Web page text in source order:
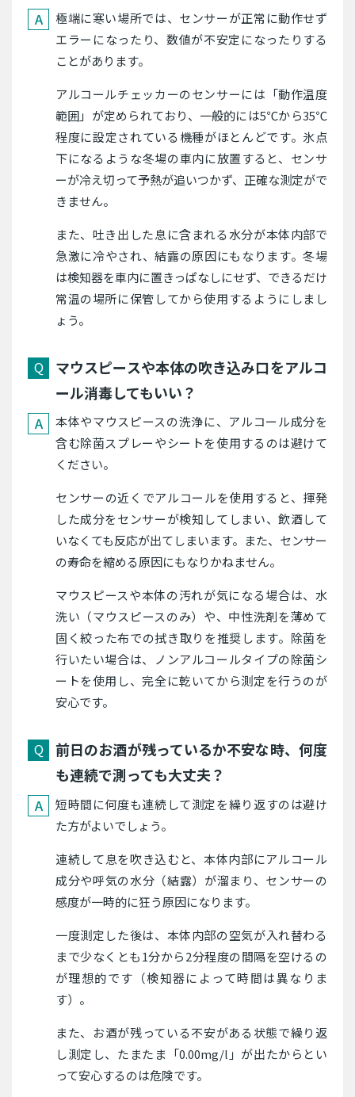
極端に寒い場所では、センサーが正常に動作せず
エラーになったり、数値が不安定になったりする
ことがあります。
アルコールチェッカーのセンサーには「動作温度
範囲」が定められており、一般的には5℃から35℃
程度に設定されている機種がほとんどです。氷点
下になるような冬場の車内に放置すると、センサ
ーが冷え切って予熱が追いつかず、正確な測定がで
きません。
また、吐き出した息に含まれる水分が本体内部で
急激に冷やされ、結露の原因にもなります。冬場
は検知器を車内に置きっぱなしにせず、できるだけ
常温の場所に保管してから使用するようにしまし
ょう。
マウスピースや本体の吹き込み口をアルコ
ール消毒してもいい？
本体やマウスピースの洗浄に、アルコール成分を
含む除菌スプレーやシートを使用するのは避けて
ください。
センサーの近くでアルコールを使用すると、揮発
した成分をセンサーが検知してしまい、飲酒して
いなくても反応が出てしまいます。また、センサー
の寿命を縮める原因にもなりかねません。
マウスピースや本体の汚れが気になる場合は、水
洗い（マウスピースのみ）や、中性洗剤を薄めて
固く絞った布での拭き取りを推奨します。除菌を
行いたい場合は、ノンアルコールタイプの除菌シ
ートを使用し、完全に乾いてから測定を行うのが
安心です。
前日のお酒が残っているか不安な時、何度
も連続で測っても大丈夫？
短時間に何度も連続して測定を繰り返すのは避け
た方がよいでしょう。
連続して息を吹き込むと、本体内部にアルコール
成分や呼気の水分（結露）が溜まり、センサーの
感度が一時的に狂う原因になります。
一度測定した後は、本体内部の空気が入れ替わる
まで少なくとも1分から2分程度の間隔を空けるの
が理想的です（検知器によって時間は異なりま
す）。
また、お酒が残っている不安がある状態で繰り返
し測定し、たまたま「0.00mg/l」が出たからとい
って安心するのは危険です。